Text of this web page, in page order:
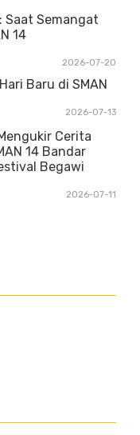
Saat Semangat
14
2026-07-20
Baru di SMAN
2026-07-13
Cerita
14 Bandar
Begawi
2026-07-11